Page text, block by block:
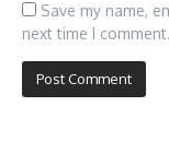
Save my name,
next time I comment.